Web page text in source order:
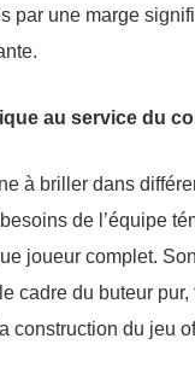
par une marge
au service du
à briller dans
de l’équipe
joueur complet.
cadre du buteur
construction du jeu